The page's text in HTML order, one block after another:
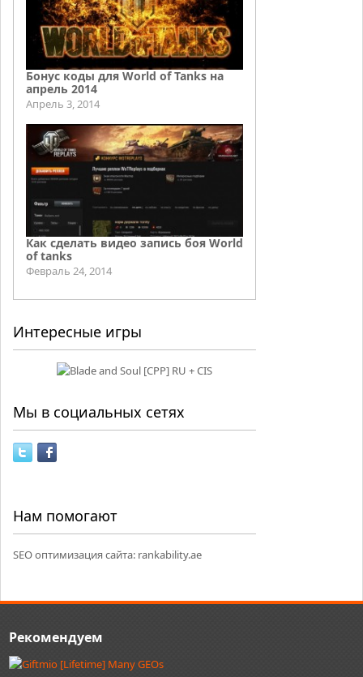
Бонус коды для World of Tanks на
апрель 2014
Апрель 3, 2014
Как сделать видео запись боя World
of tanks
Февраль 24, 2014
Интересные игры
Мы в социальных сетях
Нам помогают
SEO оптимизация сайта: rankability.ae
Рекомендуем